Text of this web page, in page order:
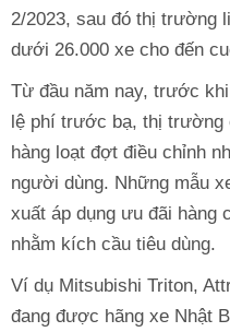
2/2023, sau đó thị trường
dưới 26.000 xe cho đến
Từ đầu năm nay, trước
lệ phí trước bạ, thị trường
hàng loạt đợt điều chỉnh
người dùng. Những mẫu
xuất áp dụng ưu đãi hàng
nhằm kích cầu tiêu dùng.
Ví dụ Mitsubishi Triton,
đang được hãng xe Nhật